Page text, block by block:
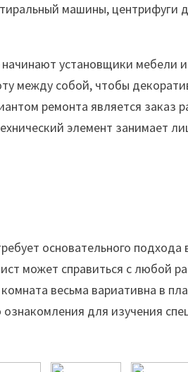
машины, центрифуги
начинают установщики мебели
между собой, чтобы
ремонта является заказ
элемент занимает
основательного
может справиться с любой
весьма вариативна в
ознакомления для изучения